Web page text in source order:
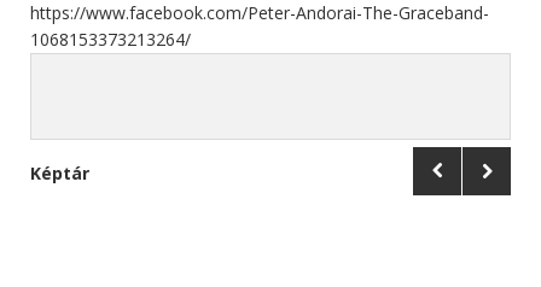
https://www.facebook.com/Peter-Andorai-The-Graceband-
1068153373213264/
Képtár